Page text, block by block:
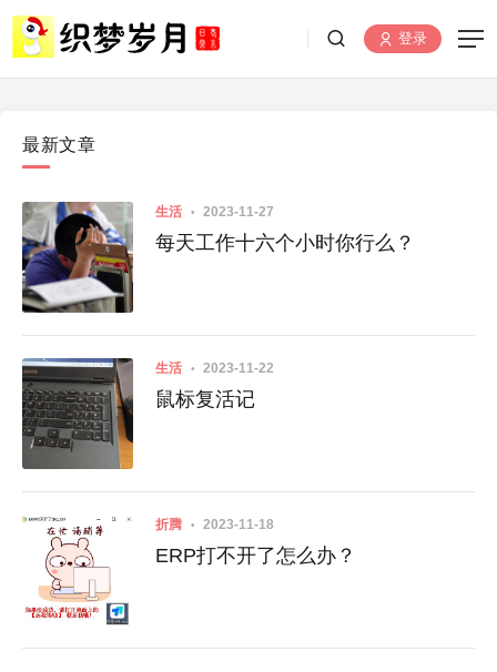
登录
最新文章
生活 2023-11-27
每天工作十六个小时你行么？
生活 2023-11-22
鼠标复活记
折腾 2023-11-18
ERP打不开了怎么办？